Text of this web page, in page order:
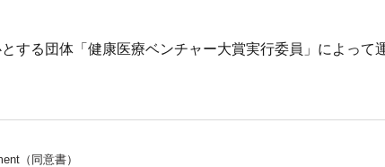
る団体「健康医療ベンチャー大賞実行委員」によって
（同意書）